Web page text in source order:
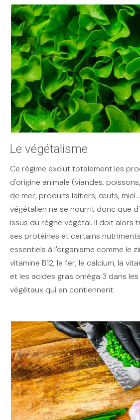
Le végétalisme
Ce régime exclut totalement les
d'origine animale (viandes,
de mer, produits laitiers, œufs,
végétalien ne se nourrit donc que
issus du règne végétal. Il doit alors
ses protéines et certains nutriments
essentiels à l'organisme comme le
vitamine B12, le fer, le calcium, la
et les acides gras oméga 3 dans les
végétaux qui en contiennent.